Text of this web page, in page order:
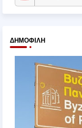
ΔΗΜΟΦΙΛΉ